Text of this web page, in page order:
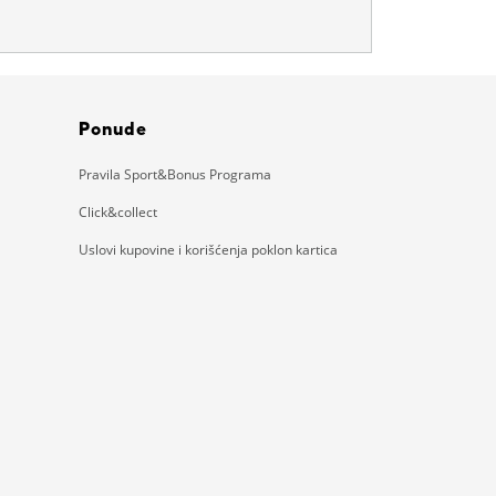
Ponude
Pravila Sport&Bonus Programa
Click&collect
Uslovi kupovine i korišćenja poklon kartica